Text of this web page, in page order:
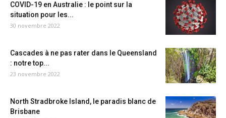
COVID-19 en Australie : le point sur la
situation pour les...
30 novembre 2022
Cascades à ne pas rater dans le Queensland
: notre top...
23 novembre 2022
North Stradbroke Island, le paradis blanc de
Brisbane